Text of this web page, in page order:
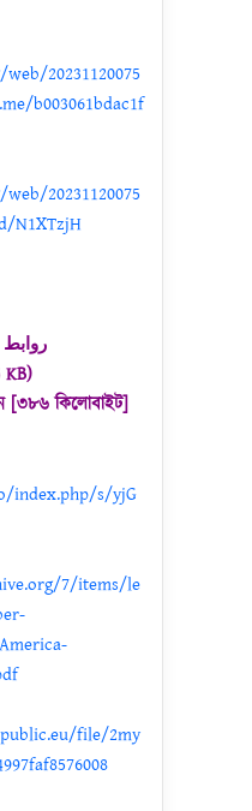
20231120075
b003061bdac1f
20231120075
N1XTzjH
KB)
কিলোবাইট]
index.php/s/yjG
7/items/le
file/2my